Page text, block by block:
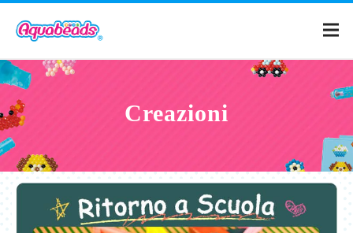
Cos'è Aquabeads?
Creazioni